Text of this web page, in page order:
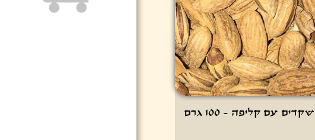
שקדים עם קליפה - 100 גרם